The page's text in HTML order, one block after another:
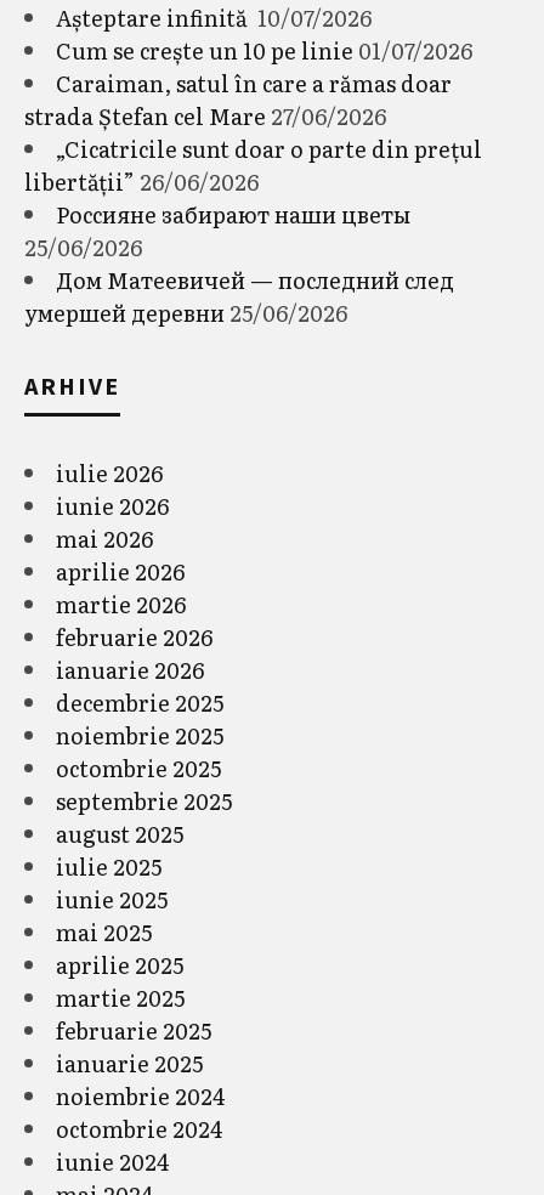
Așteptare infinită 10/07/2026
Cum se crește un 10 pe linie 01/07/2026
Caraiman, satul în care a rămas doar
strada Ștefan cel Mare 27/06/2026
„Cicatricile sunt doar o parte din prețul
libertății” 26/06/2026
Россияне забирают наши цветы
25/06/2026
Дом Матеевичей — последний след
умершей деревни25/06/2026
ARHIVE
iulie 2026
iunie 2026
mai 2026
aprilie 2026
martie 2026
februarie 2026
ianuarie 2026
decembrie 2025
noiembrie 2025
octombrie 2025
septembrie 2025
august 2025
iulie 2025
iunie 2025
mai 2025
aprilie 2025
martie 2025
februarie 2025
ianuarie 2025
noiembrie 2024
octombrie 2024
iunie 2024